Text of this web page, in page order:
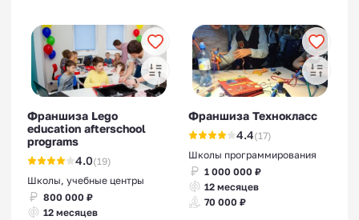
Франшиза Lego
education afterschool
programs
4.0(19)
Школы, учебные центры
800 000 ₽
12 месяцев
Франшиза Технокласс
4.4(17)
Школы программирования
1 000 000 ₽
12 месяцев
70 000 ₽